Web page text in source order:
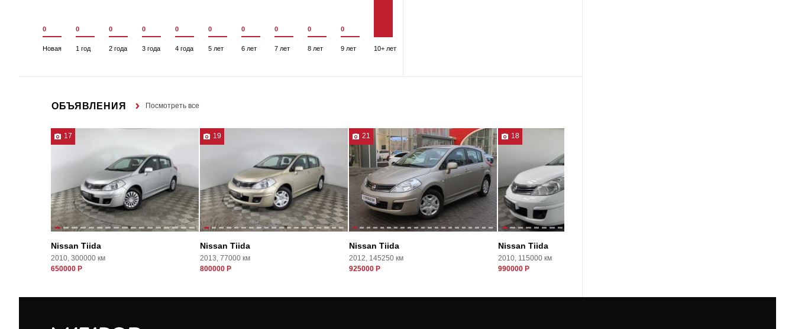
0
Новая
0
1 год
0
2 года
0
3 года
0
4 года
0
5 лет
0
6 лет
0
7 лет
0
8 лет
0
9 лет 10+ лет
ОБЪЯВЛЕНИЯ Посмотреть все
17
Nissan Tiida
2010, 300000 км
650000 Р
19
Nissan Tiida
2013, 77000 км
800000 Р
21
Nissan Tiida
2012, 145250 км
925000 Р
18
Nissan Tiida
2010, 115000 км
990000 Р